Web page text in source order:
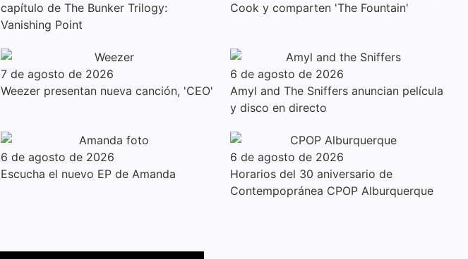
capítulo de The Bunker Trilogy:
Vanishing Point
Cook y comparten 'The Fountain'
7 de agosto de 2026
Weezer presentan nueva canción, 'CEO'
6 de agosto de 2026
Amyl and The Sniffers anuncian película
y disco en directo
6 de agosto de 2026
Escucha el nuevo EP de Amanda
6 de agosto de 2026
Horarios del 30 aniversario de
Contempopránea CPOP Alburquerque